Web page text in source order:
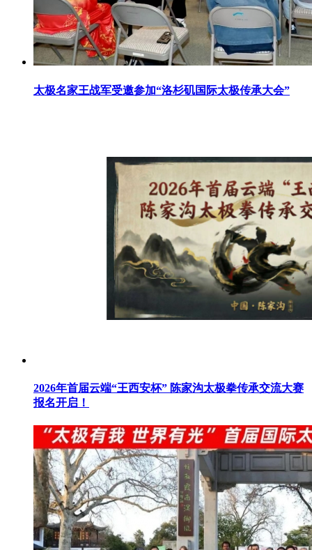
太极名家王战军受邀参加“洛杉矶国际太极传承大会”
2026年首届云端“王西安杯” 陈家沟太极拳传承交流大赛
报名开启！